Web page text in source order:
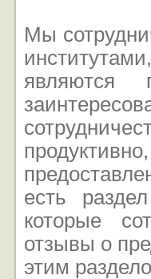
Мы
являются
есть
которые
отзывы о
этим